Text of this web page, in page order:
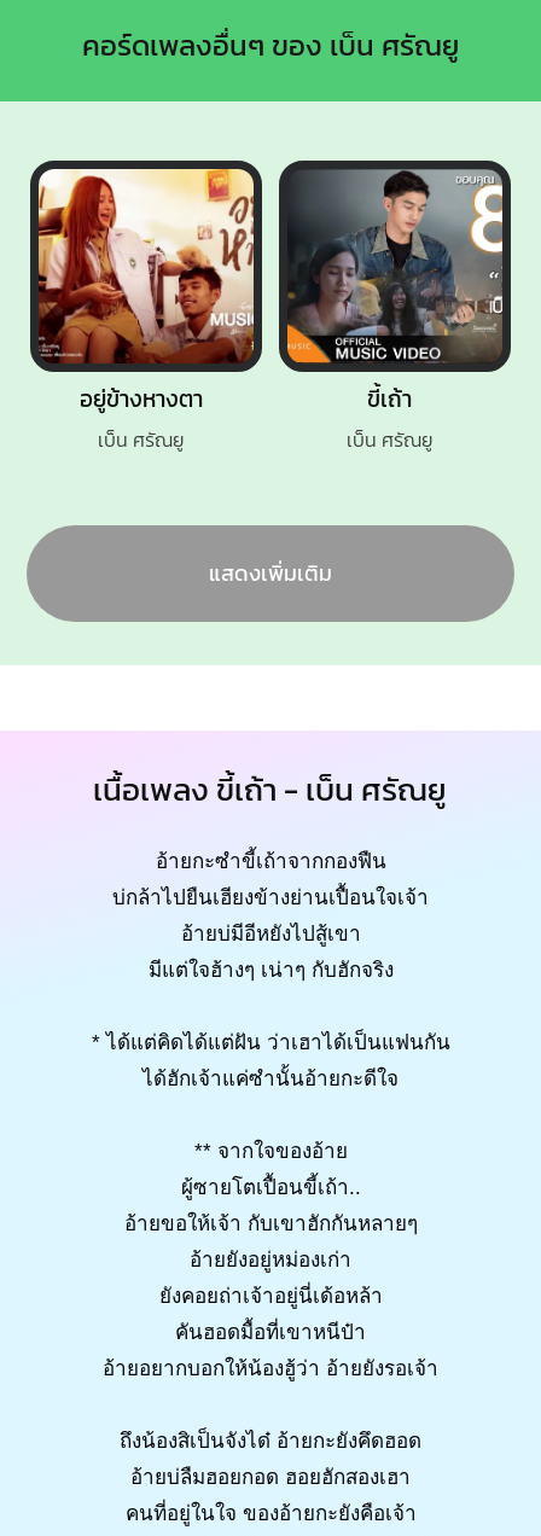
คอร์ดเพลงอื่นๆ ของ เบ็น ศรัณยู
ขี้เถ้า
เบ็น ศรัณยู
อยู่ข้างหางตา
เบ็น ศรัณยู
แสดงเพิ่มเติม
เนื้อเพลง ขี้เถ้า - เบ็น ศรัณยู
อ้ายกะซำขี้เถ้าจากกองฟืน
บ่กล้าไปยืนเฮียงข้างย่านเปื้อนใจเจ้า
อ้ายบ่มีอีหยังไปสู้เขา
มีแต่ใจฮ้างๆ เน่าๆ กับฮักจริง
* ได้แต่คิดได้แต่ฝัน ว่าเฮาได้เป็นแฟนกัน
ได้ฮักเจ้าแค่ซำนั้นอ้ายกะดีใจ
** จากใจของอ้าย
ผู้ซายโตเปื้อนขี้เถ้า..
อ้ายขอให้เจ้า กับเขาฮักกันหลายๆ
อ้ายยังอยู่หม่องเก่า
ยังคอยถ่าเจ้าอยู่นี่เด้อหล้า
คันฮอดมื้อที่เขาหนีป๋า
อ้ายอยากบอกให้น้องฮู้ว่า อ้ายยังรอเจ้า
ถึงน้องสิเป็นจังได๋ อ้ายกะยังคึดฮอด
อ้ายบ่ลืมฮอยกอด ฮอยฮักสองเฮา
คนที่อยู่ในใจ ของอ้ายกะยังคือเจ้า